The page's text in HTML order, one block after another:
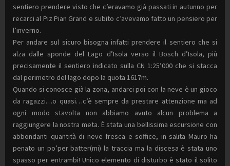
sentiero prendere visto che c’eravamo già passati in autunno per
recarci al Piz Pian Grand e subito c’avevamo fatto un pensiero per
l’inverno.
Per andare sul sicuro bisogna infatti prendere il sentiero che si
alza dalle sponde del Lago d’Isola verso il Bosch d’Isola, più
precisamente il sentiero indicato sulla CN 1:25’000 che si stacca
dal perimetro del lago dopo la quota 1617m.
Quando si conosce già la zona, andarci poi con la neve è un gioco
da ragazzi…o quasi…c’è sempre da prestare attenzione ma ad
ogni modo stavolta non abbiamo avuto alcun problema a
raggiungere la nostra meta. È stata una bellissima escursione con
abbondanti quantità di neve fresca e soffice, in salita Mauro ha
penato un po’per batter(mi) la traccia ma la discesa è stata uno
spasso per entrambi! Unico elemento di disturbo è stato il solito